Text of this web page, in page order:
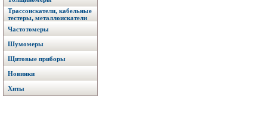
Трассоискатели, кабельные
тестеры, металлоискатели
Частотомеры
Шумомеры
Щитовые приборы
Новинки
Хиты